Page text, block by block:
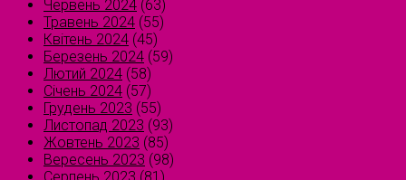
Червень 2024 (63)
Травень 2024 (55)
Квітень 2024 (45)
Березень 2024 (59)
Лютий 2024 (58)
Січень 2024 (57)
Грудень 2023 (55)
Листопад 2023 (93)
Жовтень 2023 (85)
Вересень 2023 (98)